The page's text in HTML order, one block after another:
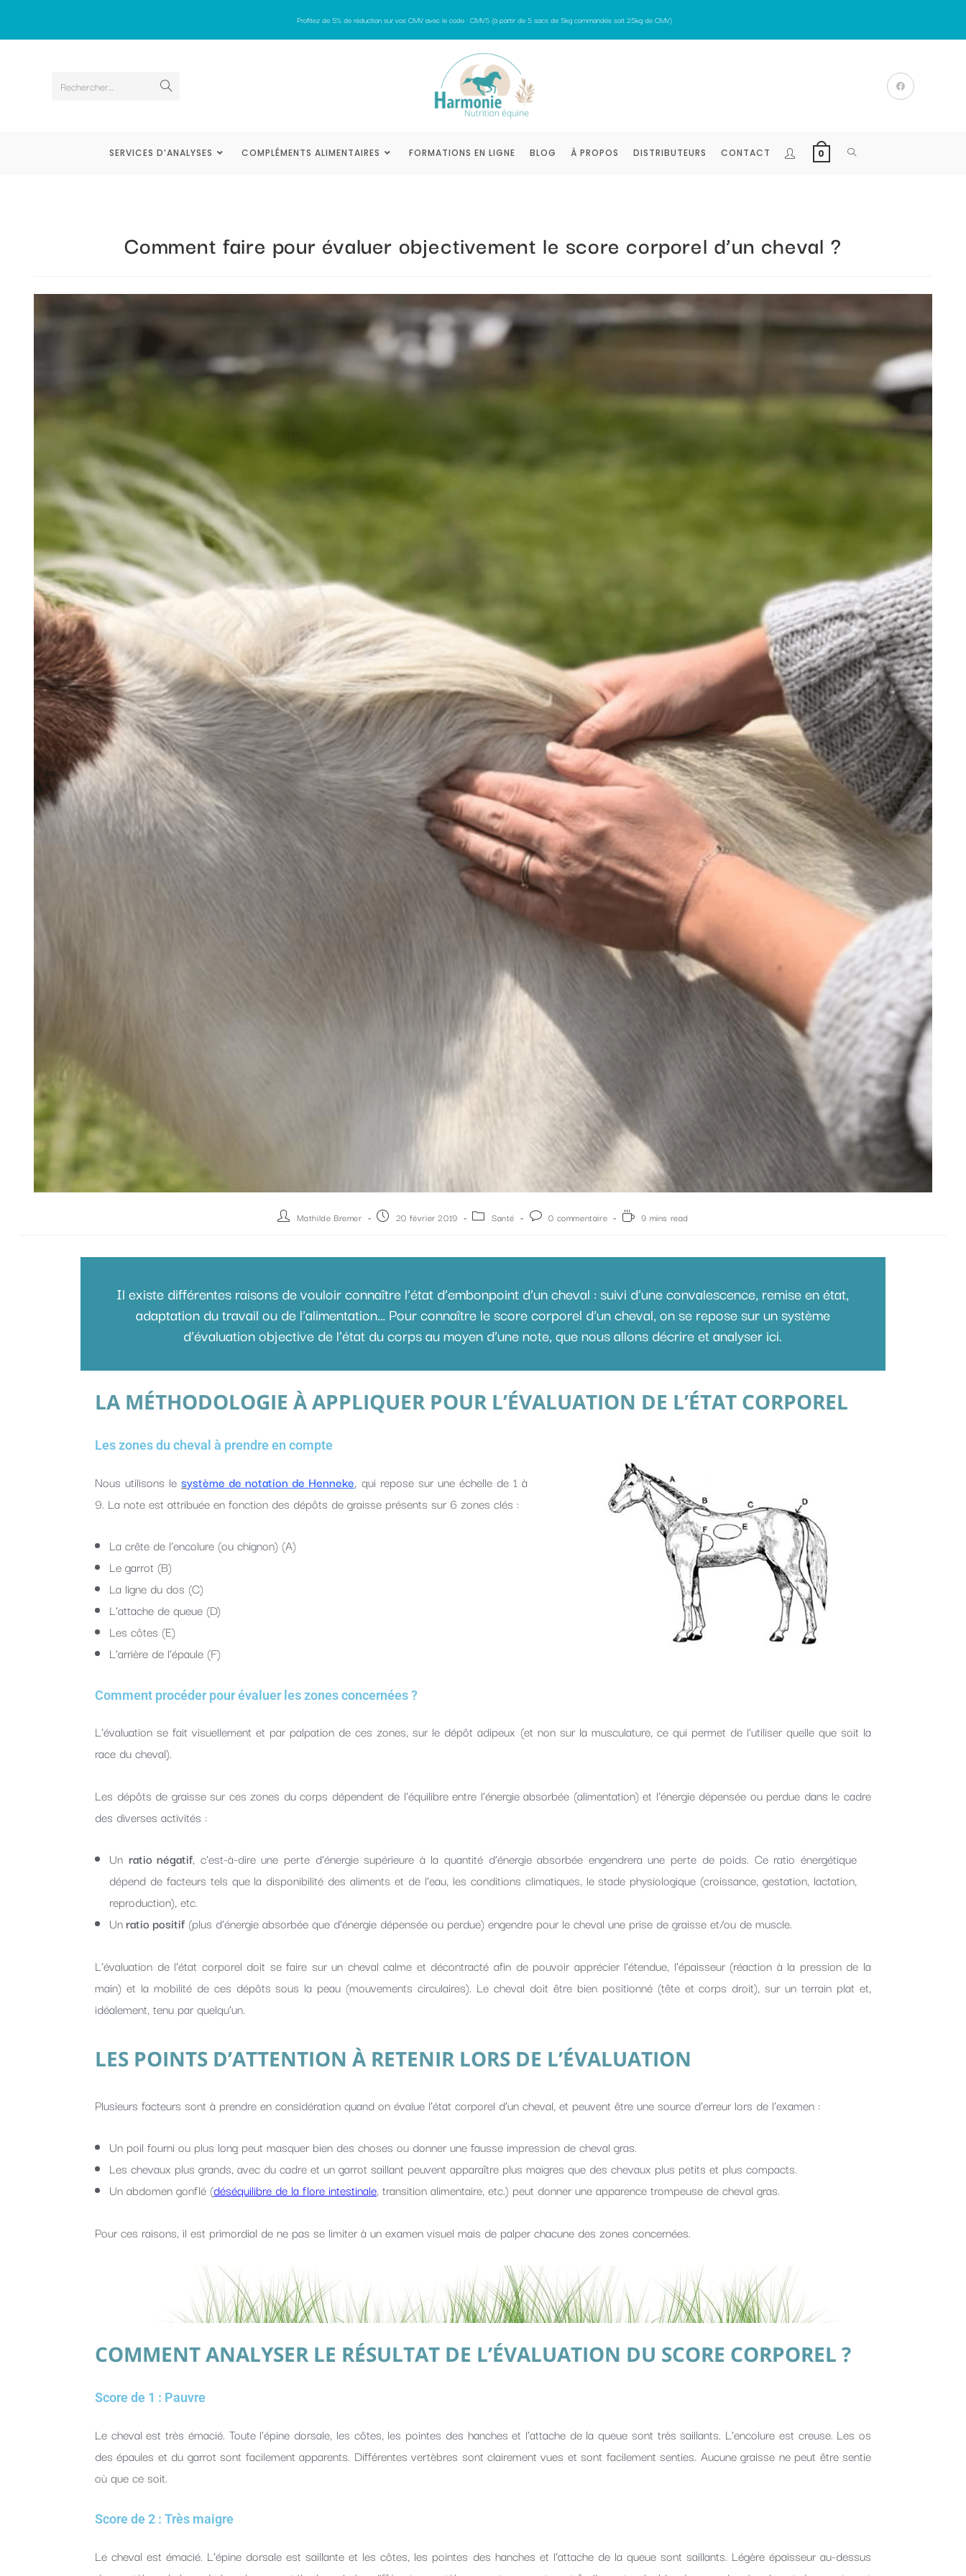
Profitez de 5% de réduction sur vos CMV avec le code : CMV5 (à partir de 5 sacs de 5kg commandés soit 25kg de CMV)
Rechercher…
SERVICES D’ANALYSES COMPLÉMENTS ALIMENTAIRES FORMATIONS EN LIGNE BLOG À PROPOS DISTRIBUTEURS CONTACT 0
Comment faire pour évaluer objectivement le score corporel d’un cheval ?
Mathilde Bremer 20 février 2019 Santé 0 commentaire 9 mins read
Il existe différentes raisons de vouloir connaître l’état d’embonpoint d’un cheval : suivi d’une convalescence, remise en état,
adaptation du travail ou de l’alimentation… Pour connaître le score corporel d’un cheval, on se repose sur un système
d’évaluation objective de l’état du corps au moyen d’une note, que nous allons décrire et analyser ici.
LA MÉTHODOLOGIE À APPLIQUER POUR L’ÉVALUATION DE L’ÉTAT CORPOREL
Les zones du cheval à prendre en compte
Nous utilisons lesystème de notation de Henneke, qui repose sur une échelle de 1 à
9. La note est attribuée en fonction des dépôts de graisse présents sur 6 zones clés :
La crête de l’encolure (ou chignon) (A)
Le garrot (B)
La ligne du dos (C)
L’attache de queue (D)
Les côtes (E)
L’arrière de l’épaule (F)
Comment procéder pour évaluer les zones concernées ?
L’évaluation se fait visuellement et par palpation de ces zones, sur le dépôt adipeux (et non sur la musculature, ce qui permet de l’utiliser quelle que soit la
race du cheval).
Les dépôts de graisse sur ces zones du corps dépendent de l’équilibre entre l’énergie absorbée (alimentation) et l’énergie dépensée ou perdue dans le cadre
des diverses activités :
Un ratio négatif, c’est-à-dire une perte d’énergie supérieure à la quantité d’énergie absorbée engendrera une perte de poids. Ce ratio énergétique
dépend de facteurs tels que la disponibilité des aliments et de l’eau, les conditions climatiques, le stade physiologique (croissance, gestation, lactation,
reproduction), etc.
Unratio positif(plus d’énergie absorbée que d’énergie dépensée ou perdue) engendre pour le cheval une prise de graisse et/ou de muscle.
L’évaluation de l’état corporel doit se faire sur un cheval calme et décontracté afin de pouvoir apprécier l’étendue, l’épaisseur (réaction à la pression de la
main) et la mobilité de ces dépôts sous la peau (mouvements circulaires). Le cheval doit être bien positionné (tête et corps droit), sur un terrain plat et,
idéalement, tenu par quelqu’un.
LES POINTS D’ATTENTION À RETENIR LORS DE L’ÉVALUATION
Plusieurs facteurs sont à prendre en considération quand on évalue l’état corporel d’un cheval, et peuvent être une source d’erreur lors de l’examen :
Un poil fourni ou plus long peut masquer bien des choses ou donner une fausse impression de cheval gras.
Les chevaux plus grands, avec du cadre et un garrot saillant peuvent apparaître plus maigres que des chevaux plus petits et plus compacts.
Un abdomen gonflé (déséquilibre de la flore intestinale, transition alimentaire, etc.) peut donner une apparence trompeuse de cheval gras.
Pour ces raisons, il est primordial de ne pas se limiter à un examen visuel mais de palper chacune des zones concernées.
COMMENT ANALYSER LE RÉSULTAT DE L’ÉVALUATION DU SCORE CORPOREL ?
Score de 1 : Pauvre
Le cheval est très émacié. Toute l’épine dorsale, les côtes, les pointes des hanches et l’attache de la queue sont très saillants. L’encolure est creuse. Les os
des épaules et du garrot sont facilement apparents. Différentes vertèbres sont clairement vues et sont facilement senties. Aucune graisse ne peut être sentie
où que ce soit.
Score de 2 : Très maigre
Le cheval est émacié. L’épine dorsale est saillante et les côtes, les pointes des hanches et l’attache de la queue sont saillants. Légère épaisseur au-dessus